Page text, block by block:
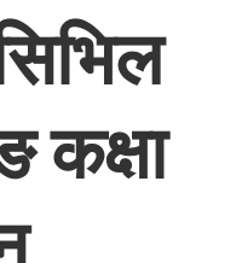
कक्षा